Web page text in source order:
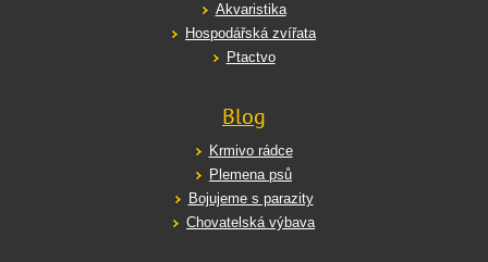
Akvaristika
Hospodářská zvířata
Ptactvo
Blog
Krmivo rádce
Plemena psů
Bojujeme s parazity
Chovatelská výbava